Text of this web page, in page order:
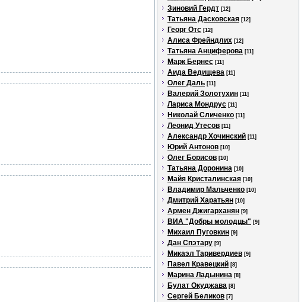
Зиновий Гердт [12]
Татьяна Дасковская [12]
Георг Отс [12]
Алиса Фрейндлих [12]
Татьяна Анциферова [11]
Марк Бернес [11]
Аида Ведищева [11]
Олег Даль [11]
Валерий Золотухин [11]
Лариса Мондрус [11]
Николай Сличенко [11]
Леонид Утесов [11]
Александр Хочинский [11]
Юрий Антонов [10]
Олег Борисов [10]
Татьяна Доронина [10]
Майя Кристалинская [10]
Владимир Мальченко [10]
Дмитрий Харатьян [10]
Армен Джигарханян [9]
ВИА "Добры молодцы" [9]
Михаил Пуговкин [9]
Дан Спэтару [9]
Микаэл Таривердиев [9]
Павел Кравецкий [8]
Марина Ладынина [8]
Булат Окуджава [8]
Сергей Беликов [7]